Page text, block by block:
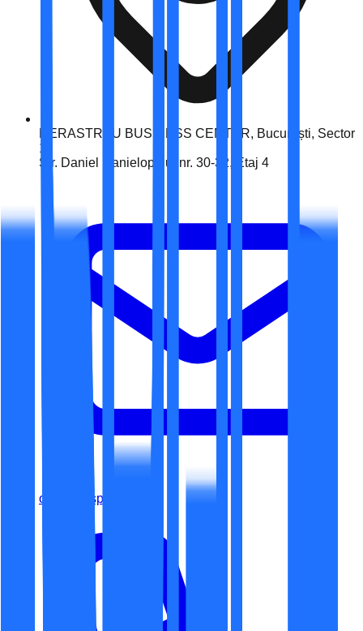
HERASTRAU BUSINESS CENTER, București, Sector
1
Str. Daniel Danielopolu, nr. 30-32, Etaj 4
office@espaceit.ro